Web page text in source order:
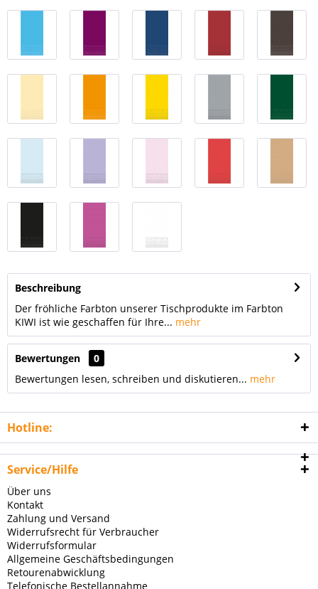
Beschreibung
Der fröhliche Farbton unserer Tischprodukte im Farbton
KIWI ist wie geschaffen für Ihre... mehr
Bewertungen
0
Bewertungen lesen, schreiben und diskutieren... mehr
Hotline:
Service/Hilfe
Über uns
Kontakt
Zahlung und Versand
Widerrufsrecht für Verbraucher
Widerrufsformular
Allgemeine Geschäftsbedingungen
Retourenabwicklung
Telefonische Bestellannahme